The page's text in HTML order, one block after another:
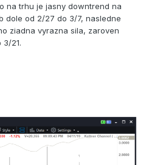
na trhu je jasny downtrend na
dole od 2/27 do 3/7, nasledne
ziadna vyrazna sila, zaroven
21.